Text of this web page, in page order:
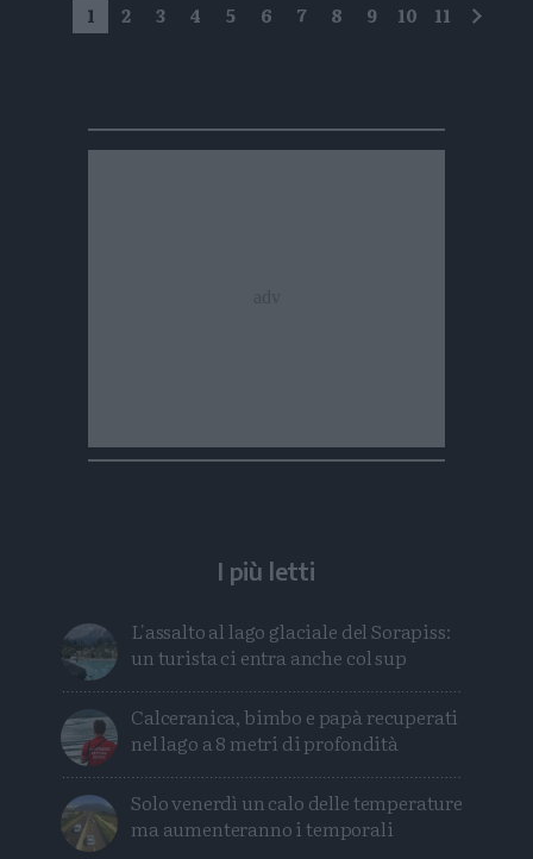
1 2 3 4 5 6 7 8 9 10 11
I più letti
L'assalto al lago glaciale del Sorapiss:
un turista ci entra anche col sup
Calceranica, bimbo e papà recuperati
nel lago a 8 metri di profondità
Solo venerdì un calo delle temperature
ma aumenteranno i temporali